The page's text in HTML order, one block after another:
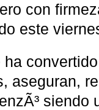
con
este
aseguran,
siendo